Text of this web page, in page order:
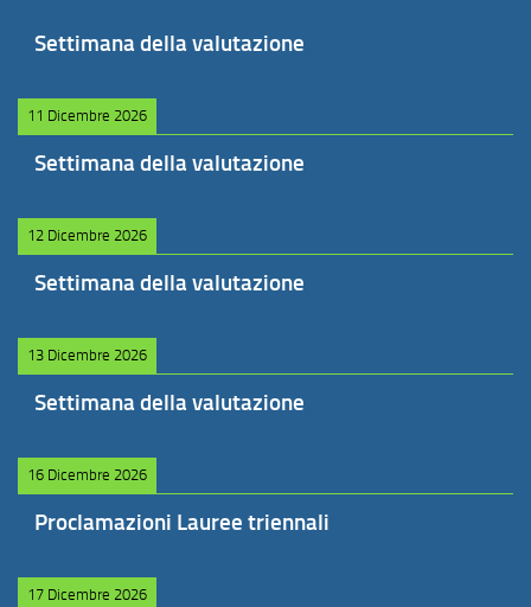
Settimana della valutazione
11 Dicembre 2026
Settimana della valutazione
12 Dicembre 2026
Settimana della valutazione
13 Dicembre 2026
Settimana della valutazione
16 Dicembre 2026
Proclamazioni Lauree triennali
17 Dicembre 2026